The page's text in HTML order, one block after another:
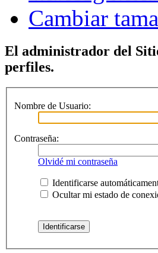
Cambiar
El administrador del
perfiles.
Nombre de Usuario:
Contraseña:
Olvidé mi contraseña
Identificarse
Ocultar mi estado de